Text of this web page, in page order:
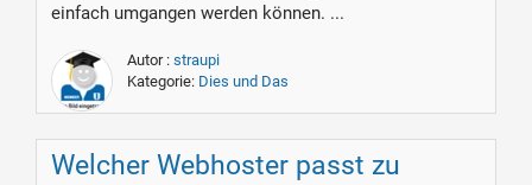
einfach umgangen werden können. ...
Autor : straupi
Kategorie: Dies und Das
Welcher Webhoster passt zu